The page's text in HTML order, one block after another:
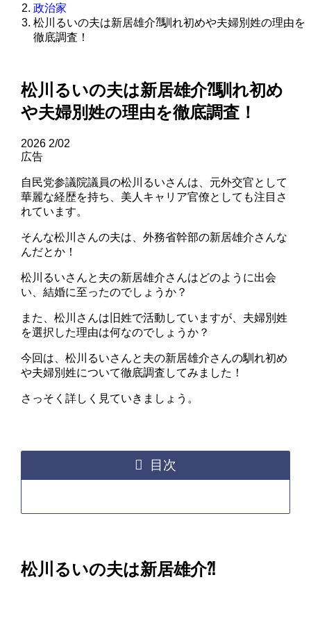
政治家
松川るいの夫は新居雄介⁈馴れ初めや夫婦別姓の理由を
徹底調査！
松川るいの夫は新居雄介⁈馴れ初め
や夫婦別姓の理由を徹底調査！
2026 2/02
広告
自民党参議院議員の松川るいさんは、元外交官として
華麗な経歴を持ち、美人キャリア官僚としても注目さ
れています。
そんな松川さんの夫は、外務省幹部の新居雄介さんな
んだとか！
松川るいさんと夫の新居雄介さんはどのように出会
い、結婚に至ったのでしょうか？
また、松川さんは旧姓で活動していますが、夫婦別姓
を選択した理由は何なのでしょうか？
今回は、松川るいさんと夫の新居雄介さんの馴れ初め
や夫婦別姓について徹底調査してみました！
さっそく詳しく見ていきましょう。
目次
松川るいの夫は新居雄介⁈